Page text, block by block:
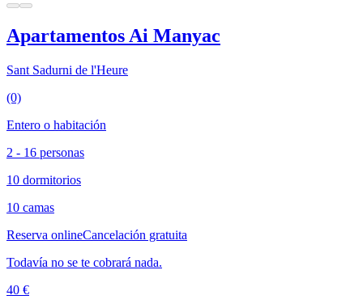
Apartamentos Ai Manyac
Sant Sadurni de l'Heure
(0)
Entero o habitación
2 - 16 personas
10 dormitorios
10 camas
Reserva onlineCancelación gratuita
Todavía no se te cobrará nada.
40 €